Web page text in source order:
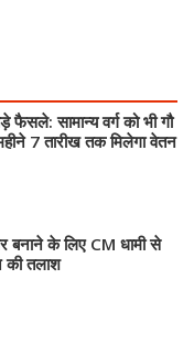
सामान्य वर्ग को भी गौ
7 तारीख तक मिलेगा वेतन
के लिए CM धामी से
की तलाश